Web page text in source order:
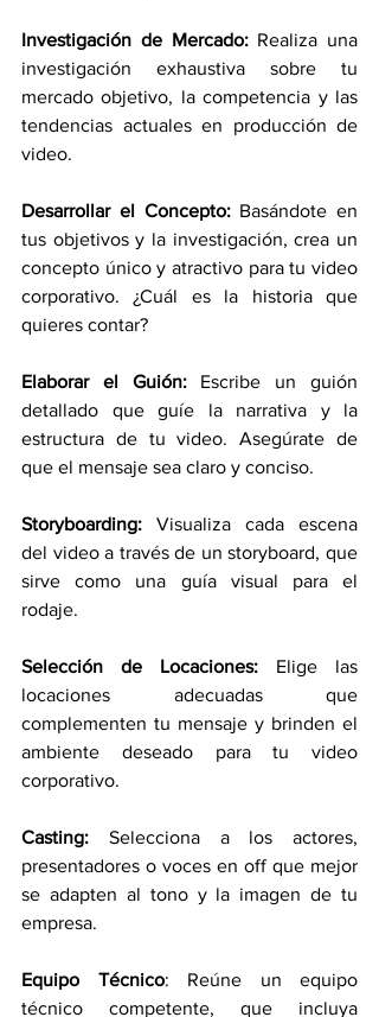
Investigación de Mercado: Realiza una
investigación exhaustiva sobre tu
mercado objetivo, la competencia y las
tendencias actuales en producción de
video.
Desarrollar el Concepto: Basándote en
tus objetivos y la investigación, crea un
concepto único y atractivo para tu video
corporativo. ¿Cuál es la historia que
quieres contar?
Elaborar el Guión: Escribe un guión
detallado que guíe la narrativa y la
estructura de tu video. Asegúrate de
que el mensaje sea claro y conciso.
Storyboarding: Visualiza cada escena
del video a través de un storyboard, que
sirve como una guía visual para el
rodaje.
Selección de Locaciones: Elige las
locaciones adecuadas que
complementen tu mensaje y brinden el
ambiente deseado para tu video
corporativo.
Casting: Selecciona a los actores,
presentadores o voces en off que mejor
se adapten al tono y la imagen de tu
empresa.
Equipo Técnico: Reúne un equipo
técnico competente, que incluya